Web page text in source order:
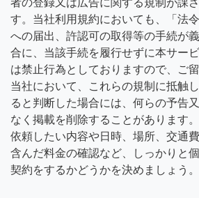
す。当社利用規約においても、「法
への届出、許認可の取得等の手続が
合に、当該手続を履行せずに本サー
は禁止行為としておりますので、ご
当社において、これらの規制に抵触
ると判断した場合には、何らの予告
なく掲載を削除することがあります
依頼したい内容や日時、場所、交通
含んだ料金の確認など、しっかりと
契約をするかどうかを決めましょう。